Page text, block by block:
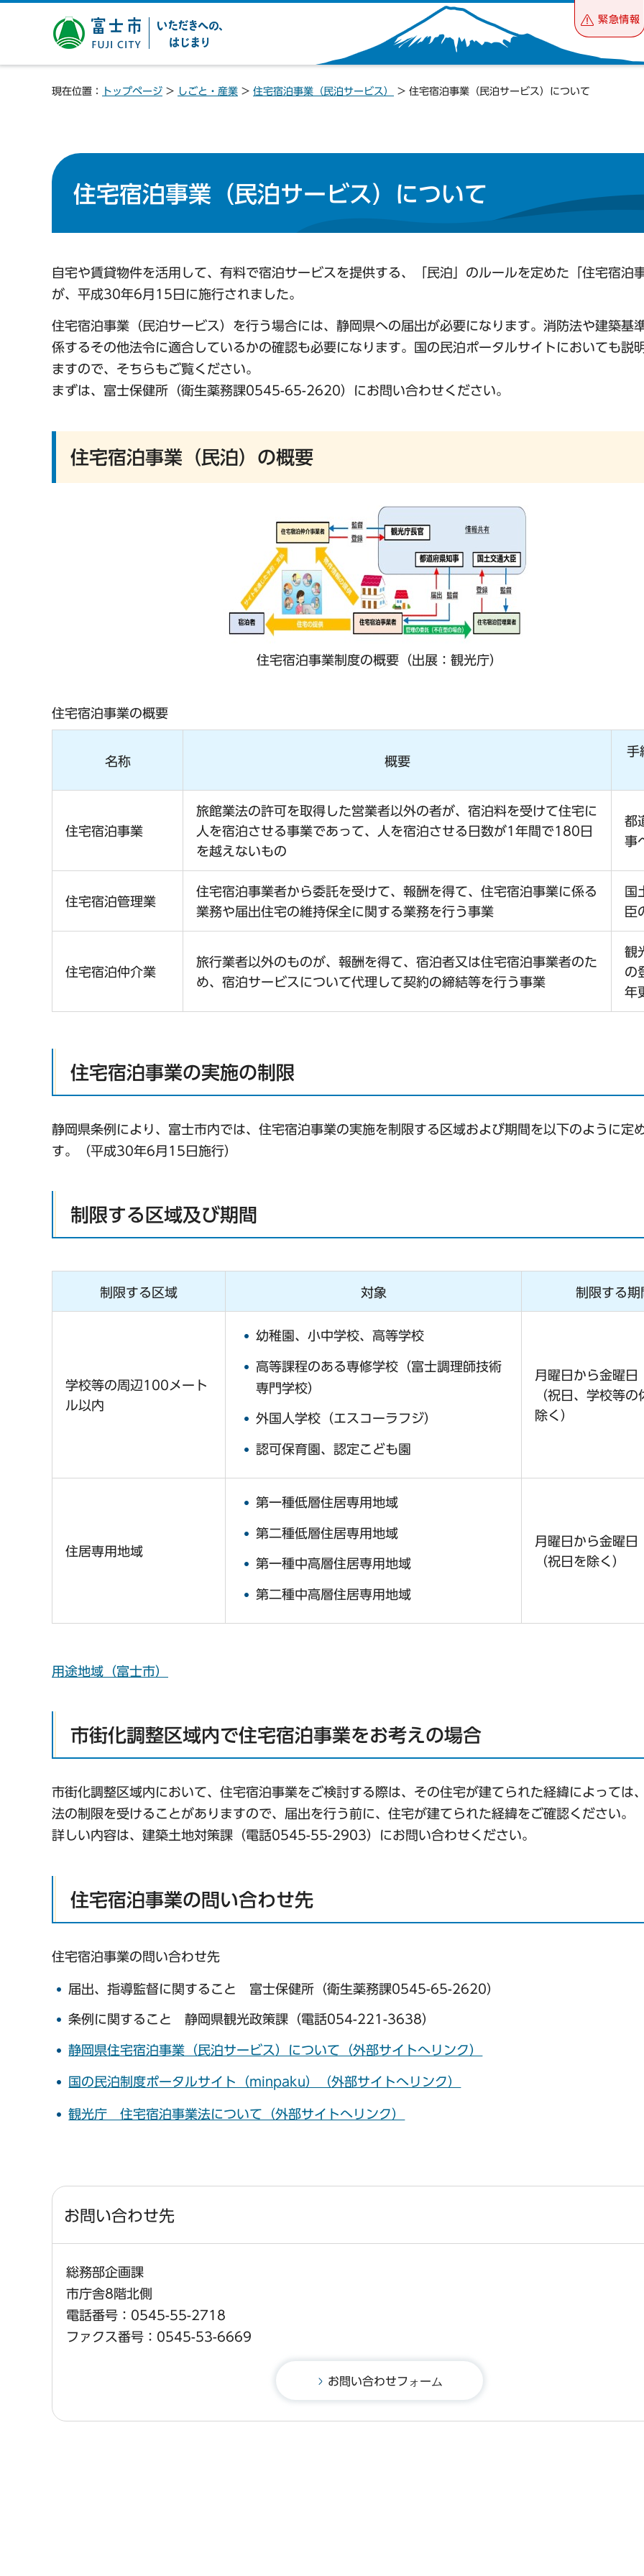
富士市 いただきへの、は
じまり
緊急情報
現在位置： トップページ > しごと・産業 > 住宅宿泊事業（民泊サービス） > 住宅宿泊事業（民泊サービス）について
住宅宿泊事業（民泊サービス）について
自宅や賃貸物件を活用して、有料で宿泊サービスを提供する、「民泊」のルールを定めた「住宅宿泊事
が、平成30年6月15日に施行されました。
住宅宿泊事業（民泊サービス）を行う場合には、静岡県への届出が必要になります。消防法や建築基
係するその他法令に適合しているかの確認も必要になります。国の民泊ポータルサイトにおいても説
ますので、そちらもご覧ください。
まずは、富士保健所（衛生薬務課0545-65-2620）にお問い合わせください。
住宅宿泊事業（民泊）の概要
住宅宿泊事業制度の概要（出展：観光庁）
住宅宿泊事業の概要
名称 概要
手
住宅宿泊事業
旅館業法の許可を取得した営業者以外の者が、宿泊料を受けて住宅に
人を宿泊させる事業であって、人を宿泊させる日数が1年間で180日
を越えないもの
都
事
住宅宿泊管理業
住宅宿泊事業者から委託を受けて、報酬を得て、住宅宿泊事業に係る
業務や届出住宅の維持保全に関する業務を行う事業
国
臣
住宅宿泊仲介業
旅行業者以外のものが、報酬を得て、宿泊者又は住宅宿泊事業者のた
め、宿泊サービスについて代理して契約の締結等を行う事業
観
の
年
住宅宿泊事業の実施の制限
静岡県条例により、富士市内では、住宅宿泊事業の実施を制限する区域および期間を以下のように定
す。（平成30年6月15日施行）
制限する区域及び期間
制限する区域 対象 制限する期
学校等の周辺100メート
ル以内
幼稚園、小中学校、高等学校
高等課程のある専修学校（富士調理師技術
専門学校）
外国人学校（エスコーラフジ）
認可保育園、認定こども園
月曜日から金曜日
（祝日、学校等の
除く）
住居専用地域
第一種低層住居専用地域
第二種低層住居専用地域
第一種中高層住居専用地域
第二種中高層住居専用地域
月曜日から金曜日
（祝日を除く）
用途地域（富士市）
市街化調整区域内で住宅宿泊事業をお考えの場合
市街化調整区域内において、住宅宿泊事業をご検討する際は、その住宅が建てられた経緯によっては
法の制限を受けることがありますので、届出を行う前に、住宅が建てられた経緯をご確認ください。
詳しい内容は、建築土地対策課（電話0545-55-2903）にお問い合わせください。
住宅宿泊事業の問い合わせ先
住宅宿泊事業の問い合わせ先
届出、指導監督に関すること 富士保健所（衛生薬務課0545-65-2620）
条例に関すること 静岡県観光政策課（電話054-221-3638）
静岡県住宅宿泊事業（民泊サービス）について（外部サイトへリンク）
国の民泊制度ポータルサイト（minpaku）（外部サイトへリンク）
観光庁 住宅宿泊事業法について（外部サイトへリンク）
お問い合わせ先
総務部企画課
市庁舎8階北側
電話番号：0545-55-2718
ファクス番号：0545-53-6669